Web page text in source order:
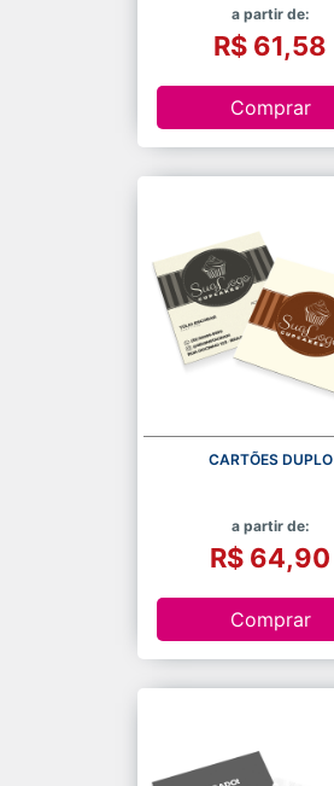
a partir de:
R$ 61,58
Comprar
CARTÕES DUPLO
a partir de:
R$ 64,90
Comprar